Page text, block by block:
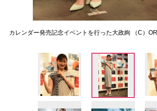
カレンダー発売記念イベントを行った大政絢 （C）